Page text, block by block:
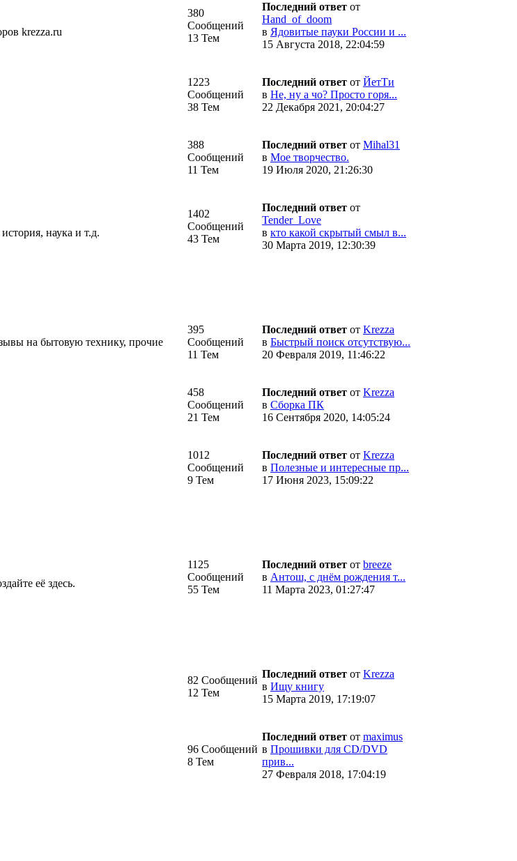
krezza.ru
380
Сообщений
13 Тем
Последний ответ от
Hand_of_doom
в Ядовитые пауки России и ...
15 Августа 2018, 22:04:59
1223
Сообщений
38 Тем
Последний ответ от ЙетТи
в Не, ну а чо? Просто горя...
22 Декабря 2021, 20:04:27
388
Сообщений
11 Тем
Последний ответ от Mihal31
в Мое творчество.
19 Июля 2020, 21:26:30
наука и т.д.
1402
Сообщений
43 Тем
Последний ответ от
Tender_Love
в кто какой скрытый смыл в...
30 Марта 2019, 12:30:39
на бытовую технику, прочие
395
Сообщений
11 Тем
Последний ответ от Krezza
в Быстрый поиск отсутствую...
20 Февраля 2019, 11:46:22
458
Сообщений
21 Тем
Последний ответ от Krezza
в Сборка ПК
16 Сентября 2020, 14:05:24
1012
Сообщений
9 Тем
Последний ответ от Krezza
в Полезные и интересные пр...
17 Июня 2023, 15:09:22
её здесь.
1125
Сообщений
55 Тем
Последний ответ от breeze
в Антош, с днём рождения т...
11 Марта 2023, 01:27:47
82 Сообщений
12 Тем
Последний ответ от Krezza
в Ищу книгу
15 Марта 2019, 17:19:07
96 Сообщений
8 Тем
Последний ответ от maximus
в Прошивки для CD/DVD
прив...
27 Февраля 2018, 17:04:19